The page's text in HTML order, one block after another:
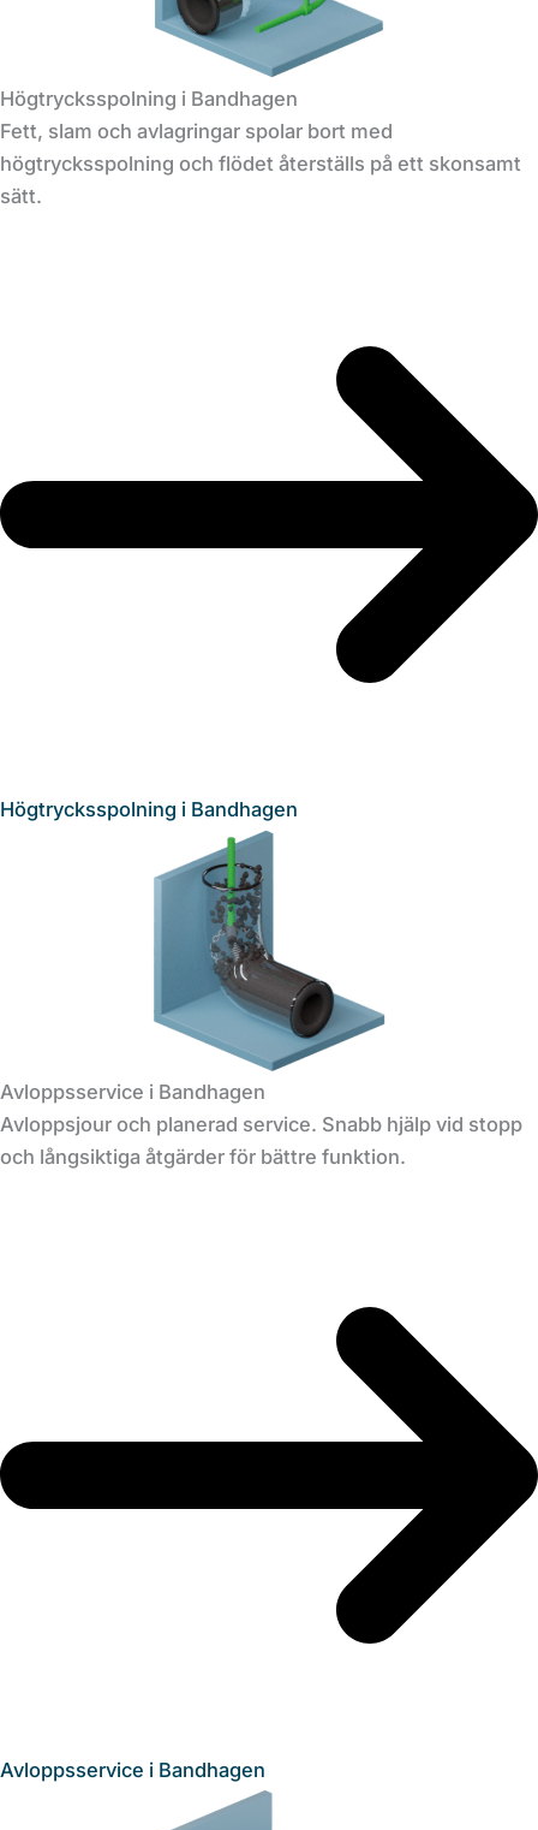
Högtrycksspolning i Bandhagen
Fett, slam och avlagringar spolar bort med
högtrycksspolning och flödet återställs på ett skonsamt
sätt.
Högtrycksspolning i Bandhagen
Avloppsservice i Bandhagen
Avloppsjour och planerad service. Snabb hjälp vid stopp
och långsiktiga åtgärder för bättre funktion.
Avloppsservice i Bandhagen